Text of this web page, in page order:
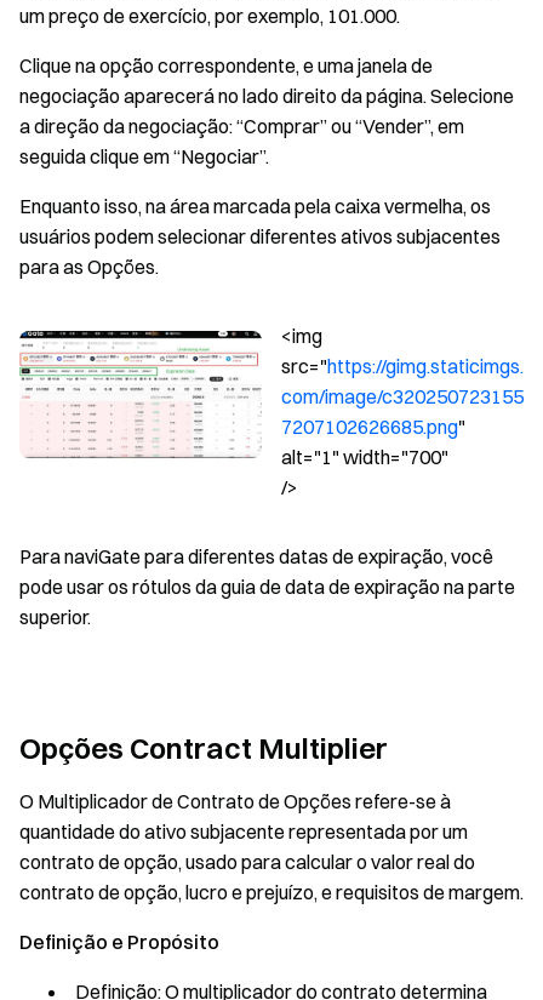
um preço de exercício, por exemplo, 101.000.
Clique na opção correspondente, e uma janela de
negociação aparecerá no lado direito da página. Selecione
a direção da negociação: “Comprar” ou “Vender”, em
seguida clique em “Negociar”.
Enquanto isso, na área marcada pela caixa vermelha, os
usuários podem selecionar diferentes ativos subjacentes
para as Opções.
<img
src="https://gimg.staticimgs.
com/image/c320250723155
7207102626685.png"
alt="1" width="700"
/>
Para naviGate para diferentes datas de expiração, você
pode usar os rótulos da guia de data de expiração na parte
superior.
Opções Contract Multiplier
O Multiplicador de Contrato de Opções refere-se à
quantidade do ativo subjacente representada por um
contrato de opção, usado para calcular o valor real do
contrato de opção, lucro e prejuízo, e requisitos de margem.
Definição e Propósito
Definição: O multiplicador do contrato determina